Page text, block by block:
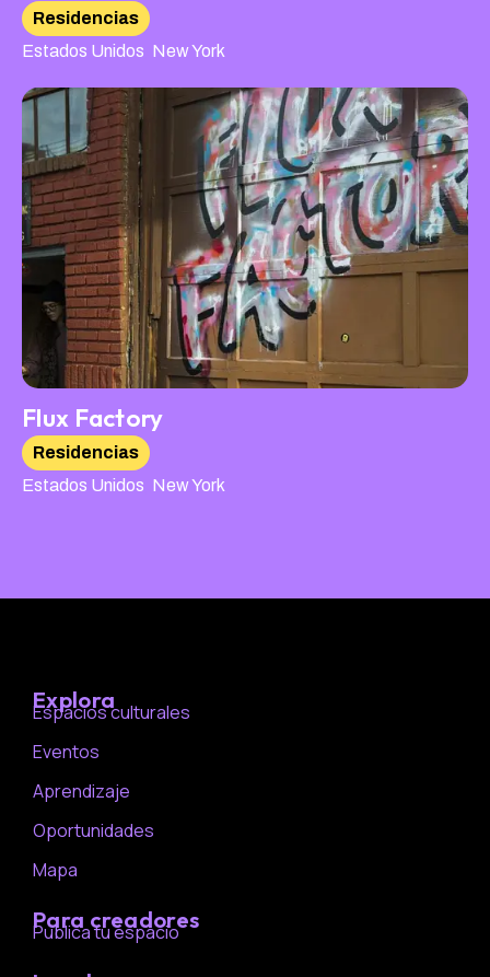
Residencias
Estados Unidos New York
Flux Factory
Residencias
Estados Unidos New York
Explora
Espacios culturales
Eventos
Aprendizaje
Oportunidades
Mapa
Para creadores
Publica tu espacio